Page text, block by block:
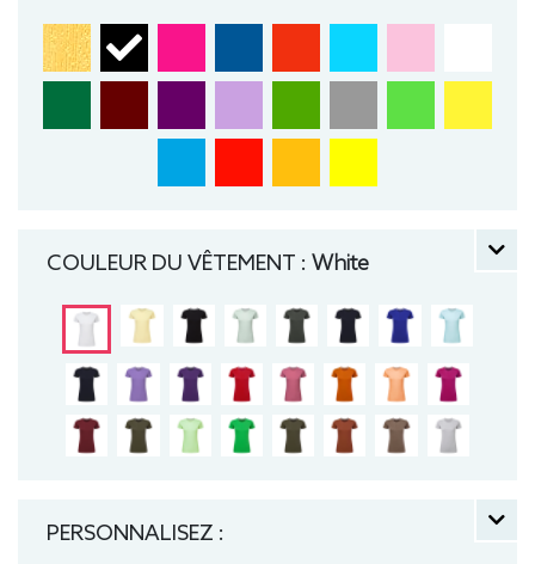
COULEUR DU VÊTEMENT : White
PERSONNALISEZ :